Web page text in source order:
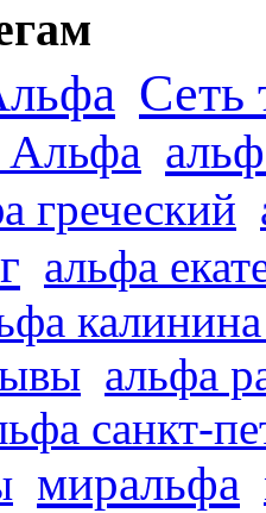
Сеть
Альфа
греческий
альфа
альфа
санкт-
миральфа